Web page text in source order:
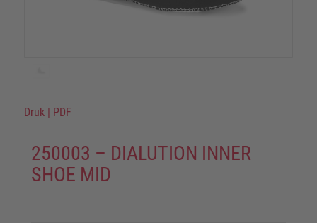
Druk PDF
250003 – DIALUTION INNER
SHOE MID